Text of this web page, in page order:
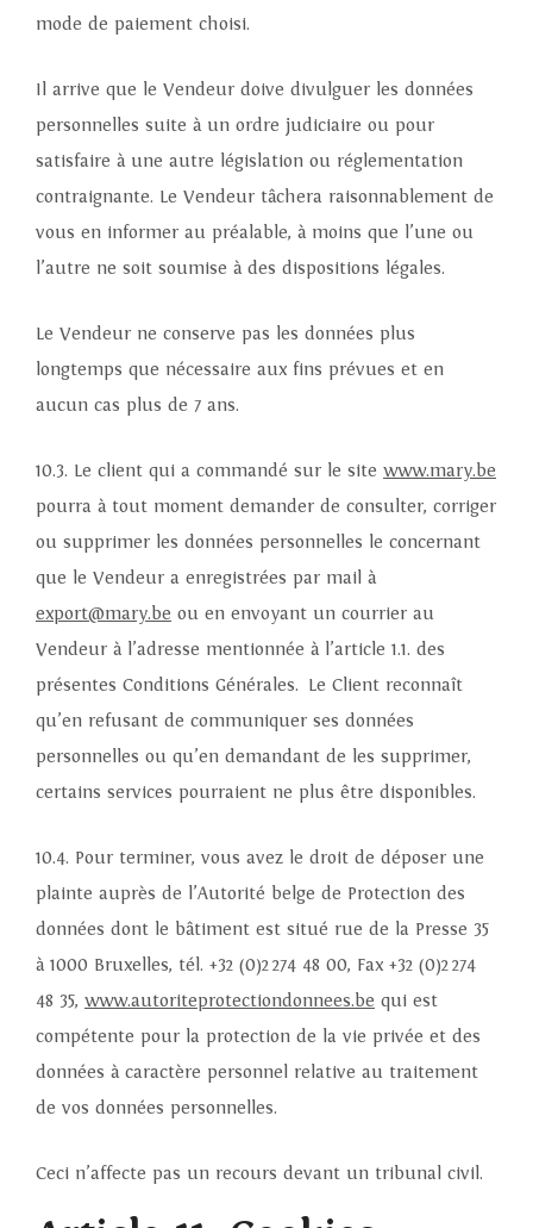
mode de paiement choisi.
Il arrive que le Vendeur doive divulguer les données
personnelles suite à un ordre judiciaire ou pour
satisfaire à une autre législation ou réglementation
contraignante. Le Vendeur tâchera raisonnablement de
vous en informer au préalable, à moins que l’une ou
l’autre ne soit soumise à des dispositions légales.
Le Vendeur ne conserve pas les données plus
longtemps que nécessaire aux fins prévues et en
aucun cas plus de 7 ans.
10.3. Le client qui a commandé sur le site www.mary.be
pourra à tout moment demander de consulter, corriger
ou supprimer les données personnelles le concernant
que le Vendeur a enregistrées par mail à
export@mary.be ou en envoyant un courrier au
Vendeur à l’adresse mentionnée à l’article 1.1. des
présentes Conditions Générales. Le Client reconnaît
qu’en refusant de communiquer ses données
personnelles ou qu’en demandant de les supprimer,
certains services pourraient ne plus être disponibles.
10.4. Pour terminer, vous avez le droit de déposer une
plainte auprès de l’Autorité belge de Protection des
données dont le bâtiment est situé rue de la Presse 35
à 1000 Bruxelles, tél. +32 (0)2 274 48 00, Fax +32 (0)2 274
48 35, www.autoriteprotectiondonnees.be qui est
compétente pour la protection de la vie privée et des
données à caractère personnel relative au traitement
de vos données personnelles.
Ceci n’affecte pas un recours devant un tribunal civil.